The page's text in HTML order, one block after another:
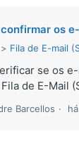
os
Fila de E-mail
se os
de E-Mail
Barcellos